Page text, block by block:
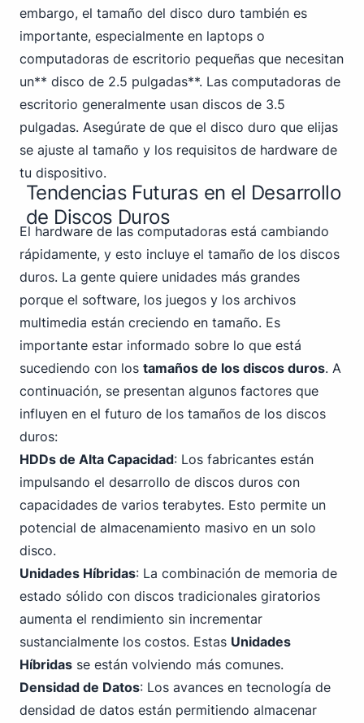
embargo, el tamaño del disco duro también es
importante, especialmente en laptops o
computadoras de escritorio pequeñas que necesitan
un** disco de 2.5 pulgadas**. Las computadoras de
escritorio generalmente usan discos de 3.5
pulgadas. Asegúrate de que el disco duro que elijas
se ajuste al tamaño y los requisitos de hardware de
tu dispositivo.
Tendencias Futuras en el Desarrollo
de Discos Duros
El hardware de las computadoras está cambiando
rápidamente, y esto incluye el tamaño de los discos
duros. La gente quiere unidades más grandes
porque el software, los juegos y los archivos
multimedia están creciendo en tamaño. Es
importante estar informado sobre lo que está
sucediendo con los tamaños de los discos duros. A
continuación, se presentan algunos factores que
influyen en el futuro de los tamaños de los discos
duros:
HDDs de Alta Capacidad: Los fabricantes están
impulsando el desarrollo de discos duros con
capacidades de varios terabytes. Esto permite un
potencial de almacenamiento masivo en un solo
disco.
Unidades Híbridas: La combinación de memoria de
estado sólido con discos tradicionales giratorios
aumenta el rendimiento sin incrementar
sustancialmente los costos. Estas Unidades
Híbridas se están volviendo más comunes.
Densidad de Datos: Los avances en tecnología de
densidad de datos están permitiendo almacenar